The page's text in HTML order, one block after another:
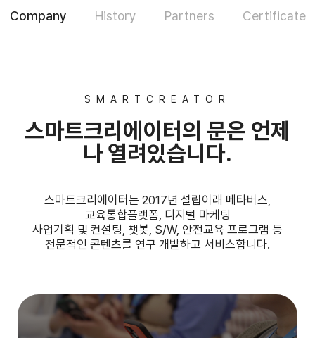
Company History Partners Certificate
SMARTCREATOR
스마트크리에이터의 문은 언제
나 열려있습니다.
스마트크리에이터는 2017년 설립이래 메타버스,
교육통합플랫폼, 디지털 마케팅
사업기획 및 컨설팅, 챗봇, S/W, 안전교육 프로그램 등
전문적인 콘텐츠를 연구 개발하고 서비스합니다.